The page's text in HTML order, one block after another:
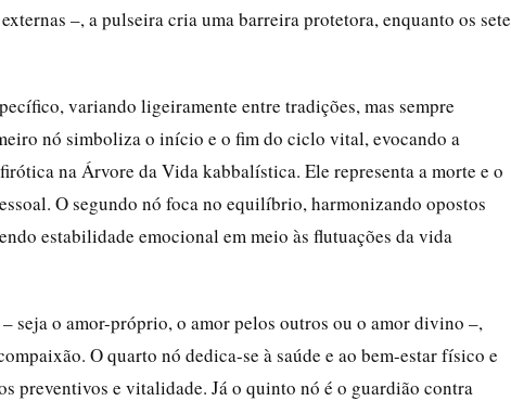
–, a pulseira cria uma barreira protetora, enquanto os sete
variando ligeiramente entre tradições, mas sempre
nó simboliza o início e o fim do ciclo vital, evocando a
na Árvore da Vida kabbalística. Ele representa a morte e o
O segundo nó foca no equilíbrio, harmonizando opostos
estabilidade emocional em meio às flutuações da vida
seja o amor-próprio, o amor pelos outros ou o amor divino –,
O quarto nó dedica-se à saúde e ao bem-estar físico e
preventivos e vitalidade. Já o quinto nó é o guardião contra